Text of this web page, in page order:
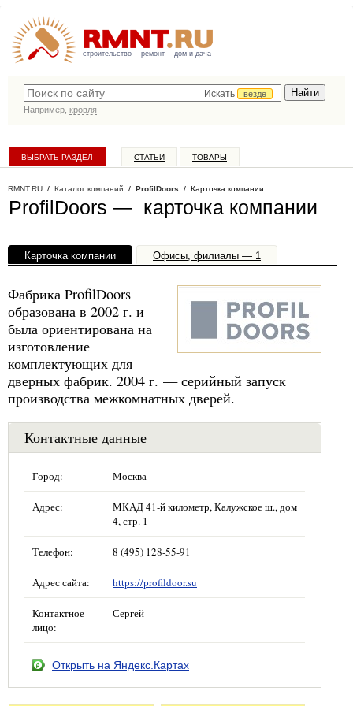
строительство ремонт дом и дача
Искать
везде
Например, кровля
ВЫБРАТЬ РАЗДЕЛ СТАТЬИ ТОВАРЫ
RMNT.RU / Каталог компаний / ProfilDoors / Карточка компании
ProfilDoors — карточка компании
Карточка компании Офисы, филиалы — 1
Фабрика ProfilDoors
образована в 2002 г. и
была ориентирована на
изготовление
комплектующих для
дверных фабрик. 2004 г. — серийный запуск
производства межкомнатных дверей.
Контактные данные
Город: Москва
Адрес:
МКАД 41-й километр, Калужское ш., дом
4, стр. 1
Телефон: 8 (495) 128-55-91
Адрес сайта: https://profildoor.su
Контактное
лицо:
Сергей
Открыть на Яндекс.Картах